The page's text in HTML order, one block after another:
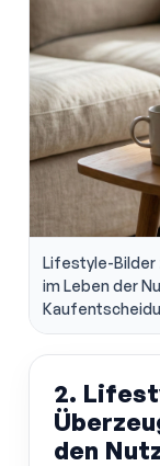
Lifestyle-Bilder
im Leben der
2.
den